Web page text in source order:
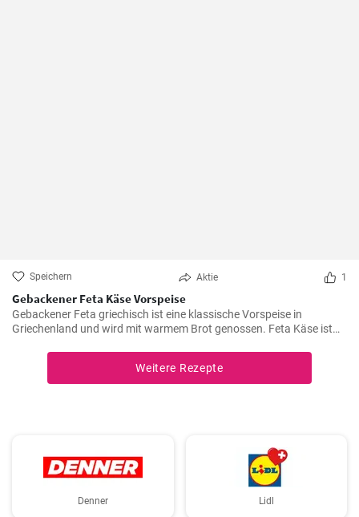
Speichern Aktie 1
Gebackener Feta Käse Vorspeise
Gebackener Feta griechisch ist eine klassische Vorspeise in
Griechenland und wird mit warmem Brot genossen. Feta Käse ist
Gebackener Feta im Ofen ist besonders köstlich. Probieren sie es
Weitere Rezepte
Denner Lidl